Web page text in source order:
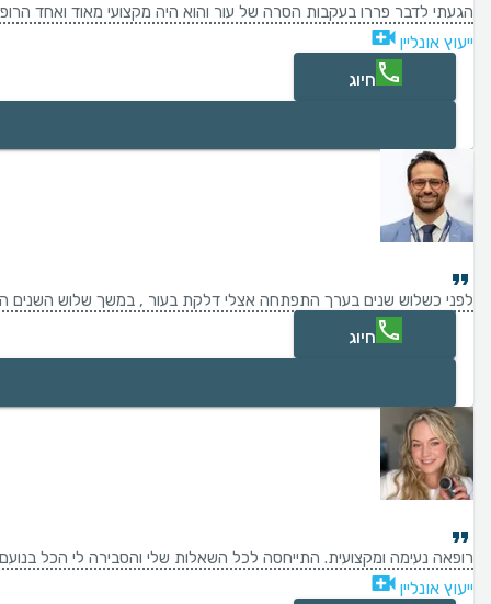
הגעתי לדבר פררו בעקבות הסרה של עור והוא היה מקצועי מאוד ואחד
ייעוץ אונליין
חיוג
לפני כשלוש שנים בערך התפתחה אצלי דלקת בעור , במשך שלוש השנים
חיוג
רופאה נעימה ומקצועית. התייחסה לכל השאלות שלי והסבירה לי הכל
ייעוץ אונליין